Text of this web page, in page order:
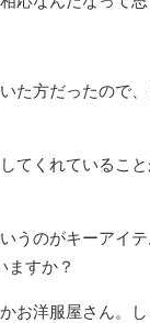
た方だったので
てくれているこ
うのがキーアイ
ますか？
お洋服屋さん。